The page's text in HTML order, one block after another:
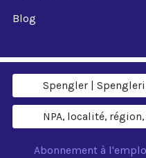
Blog
Abonnement à